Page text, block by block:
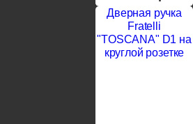
Дверная ручка
Fratelli
"TOSCANA" D1 на
круглой розетке